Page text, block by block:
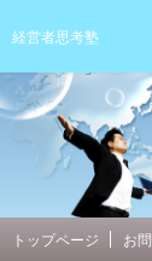
経営者思考塾
トップページ お